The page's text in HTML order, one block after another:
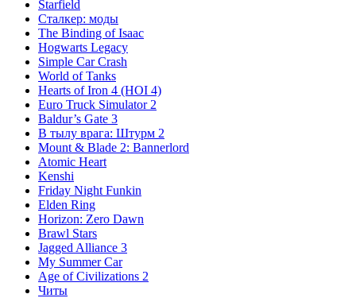
Starfield
Сталкер: моды
The Binding of Isaac
Hogwarts Legacy
Simple Car Crash
World of Tanks
Hearts of Iron 4 (HOI 4)
Euro Truck Simulator 2
Baldur’s Gate 3
В тылу врага: Штурм 2
Mount & Blade 2: Bannerlord
Atomic Heart
Kenshi
Friday Night Funkin
Elden Ring
Horizon: Zero Dawn
Brawl Stars
Jagged Alliance 3
My Summer Car
Age of Civilizations 2
Читы